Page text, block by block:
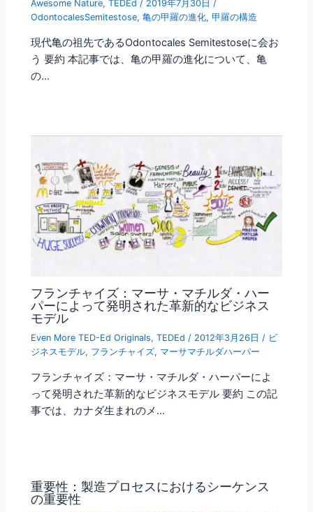
Awesome Nature,TEDEd / 2019年7月30日 /
OdontocalesSemitestose,亀の甲羅の進化,甲羅の構造
現代亀の祖先であるOdontocales Semitestoseに会お
う 要約 本記事では、亀の甲羅の進化について、亀
の…
フランチャイズ：マーサ・マチルダ・ハー
パーによって発明された革新的なビジネス
モデル
Even More TED-Ed Originals,TEDEd / 2012年3月26日 / ビ
ジネスモデル, フランチャイズ, マーサマチルダハーパー
フランチャイズ：マーサ・マチルダ・ハーパーによ
って発明された革新的なビジネスモデル 要約 この記
事では、カナダ生まれのメ…
重要性：製造プロセスにおけるシーケンス
の重要性